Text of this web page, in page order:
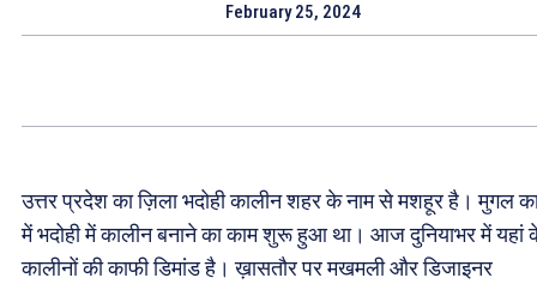
February 25, 2024
उत्तर प्रदेश का ज़िला भदोही कालीन शहर के नाम से मशहूर है। मुगल
में भदोही में कालीन बनाने का काम शुरू हुआ था। आज दुनियाभर में यहां
कालीनों की काफी डिमांड है। ख़ासतौर पर मखमली और डिजाइनर